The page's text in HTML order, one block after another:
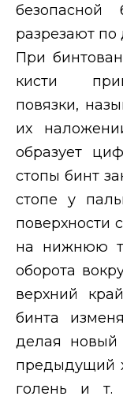
разрезают по
При
кисти
повязки,
их
образует
стопы бинт
стопе у
поверхности
на нижнюю
оборота
верхний
бинта
делая новый
предыдущий
голень и